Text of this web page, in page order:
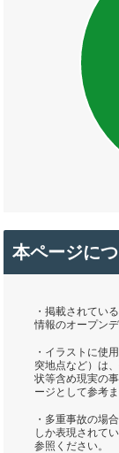
本ページに
・掲載されてい
情報のオープン
・イラストに使
突地点など）は
状等含め現実の
ージとして参考
・多重事故の場
しか表現されて
参照ください。